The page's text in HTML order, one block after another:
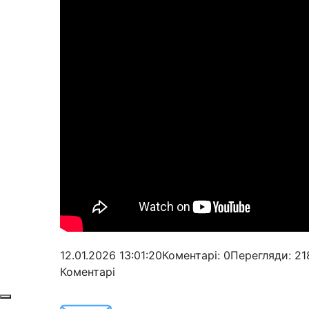
12.01.2026 13:01:20Коментарі: 0Перегляди:
Коментарі